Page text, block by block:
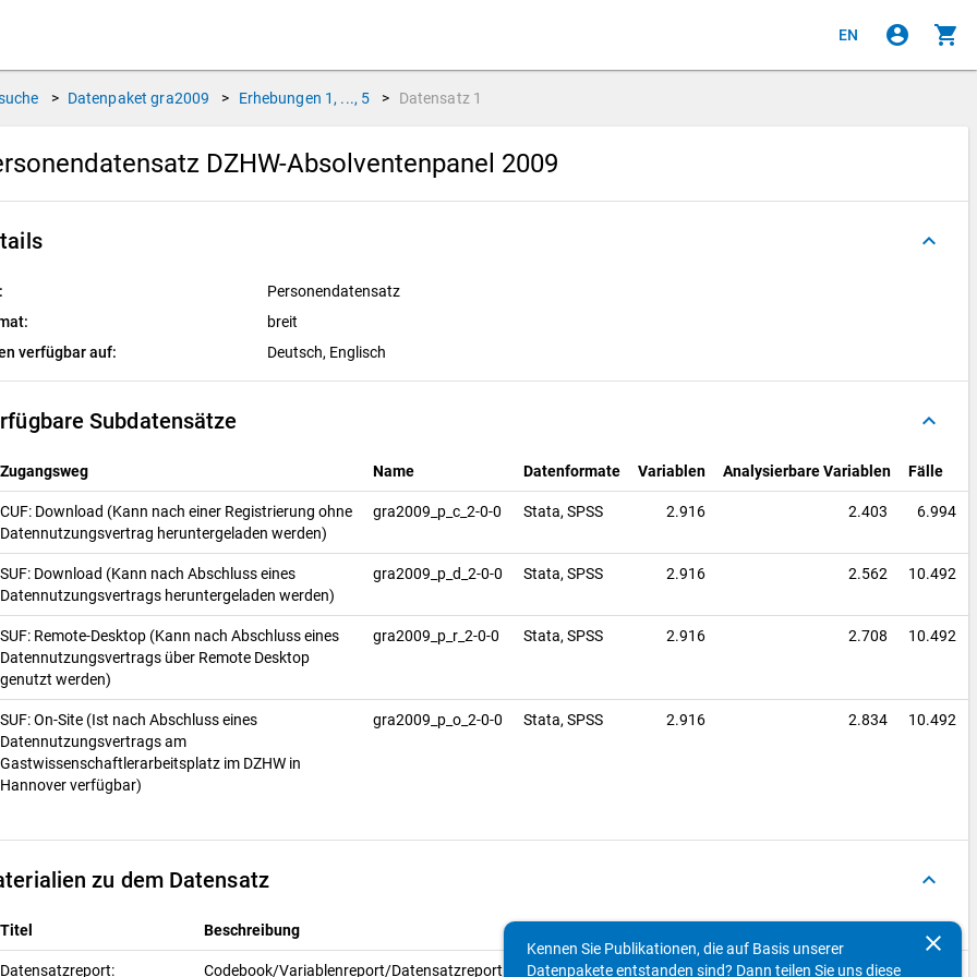
EN account_circle shopping_cart
> Datenpaket gra2009 > Erhebungen 1, ..., 5 > Datensatz 1
DZHW-Absolventenpanel 2009
keyboard_arrow_up
Personendatensatz
breit
verfügbar auf:
Deutsch, Englisch
Subdatensätze keyboard_arrow_up
Zugangsweg Name Datenformate Variablen Analysierbare Variablen Fälle
CUF: Download (Kann nach einer Registrierung ohne
Datennutzungsvertrag heruntergeladen werden)
gra2009_p_c_2-0-0 Stata, SPSS 2.916 2.403 6.994
SUF: Download (Kann nach Abschluss eines
Datennutzungsvertrags heruntergeladen werden)
gra2009_p_d_2-0-0 Stata, SPSS 2.916 2.562 10.492
SUF: Remote-Desktop (Kann nach Abschluss eines
Datennutzungsvertrags über Remote Desktop
genutzt werden)
gra2009_p_r_2-0-0 Stata, SPSS 2.916 2.708 10.492
SUF: On-Site (Ist nach Abschluss eines
Datennutzungsvertrags am
Gastwissenschaftlerarbeitsplatz im DZHW in
Hannover verfügbar)
gra2009_p_o_2-0-0 Stata, SPSS 2.916 2.834 10.492
zu dem Datensatz keyboard_arrow_up
Titel Beschreibung
Datensatzreport: Codebook/Variablenreport/Datensatzreport von Deutsch dsreport-gra2009-ds1.pdf
clear
Kennen Sie Publikationen, die auf Basis unserer
Datenpakete entstanden sind? Dann teilen Sie uns diese